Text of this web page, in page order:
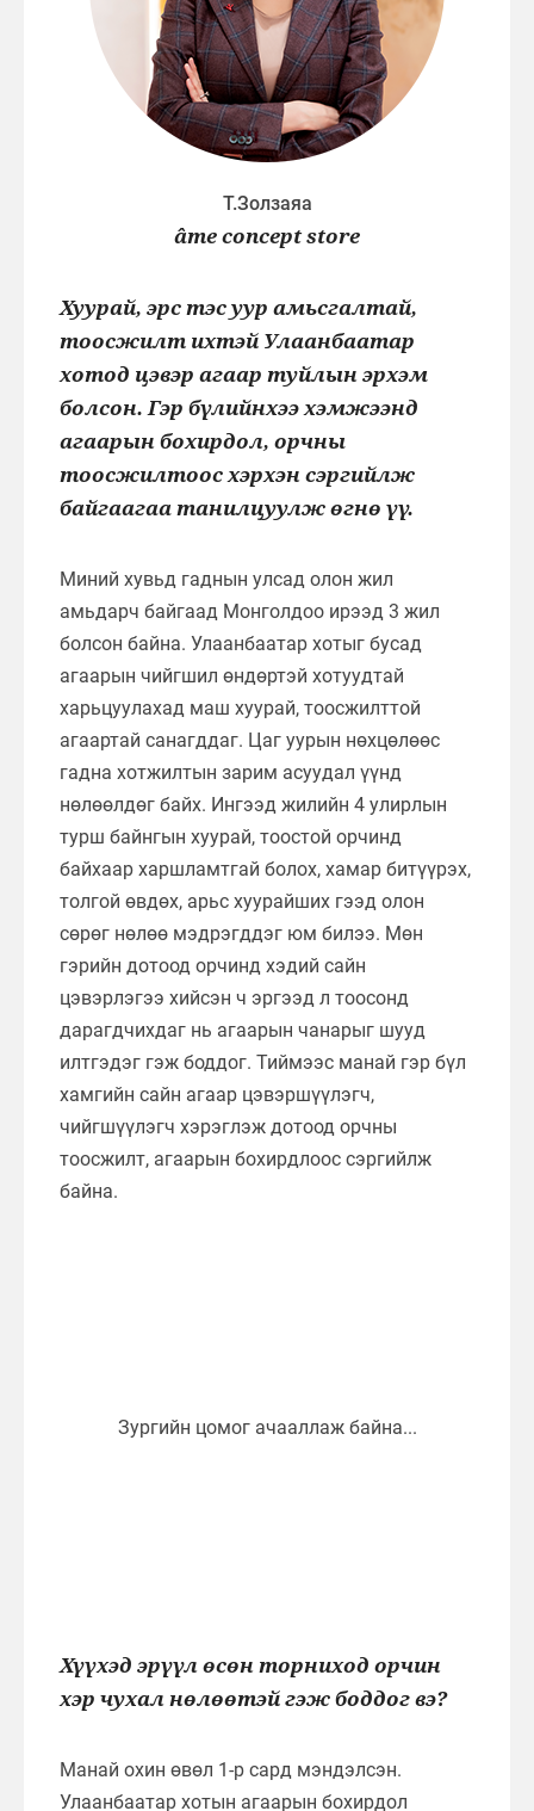
Т.Золзаяа
âme concept store
Хуурай, эрс тэс уур амьсгалтай,
тоосжилт ихтэй Улаанбаатар
хотод цэвэр агаар туйлын эрхэм
болсон. Гэр бүлийнхээ хэмжээнд
агаарын бохирдол, орчны
тоосжилтоос хэрхэн сэргийлж
байгаагаа танилцуулж өгнө үү.
Миний хувьд гаднын улсад олон жил
амьдарч байгаад Монголдоо ирээд 3 жил
болсон байна. Улаанбаатар хотыг бусад
агаарын чийгшил өндөртэй хотуудтай
харьцуулахад маш хуурай, тоосжилттой
агаартай санагддаг. Цаг уурын нөхцөлөөс
гадна хотжилтын зарим асуудал үүнд
нөлөөлдөг байх. Ингээд жилийн 4 улирлын
турш байнгын хуурай, тоостой орчинд
байхаар харшламтгай болох, хамар битүүрэх,
толгой өвдөх, арьс хуурайших гээд олон
сөрөг нөлөө мэдрэгддэг юм билээ. Мөн
гэрийн дотоод орчинд хэдий сайн
цэвэрлэгээ хийсэн ч эргээд л тоосонд
дарагдчихдаг нь агаарын чанарыг шууд
илтгэдэг гэж боддог. Тиймээс манай гэр бүл
хамгийн сайн агаар цэвэршүүлэгч,
чийгшүүлэгч хэрэглэж дотоод орчны
тоосжилт, агаарын бохирдлоос сэргийлж
байна.
Хүүхэд эрүүл өсөн торниход орчин
хэр чухал нөлөөтэй гэж боддог вэ?
Манай охин өвөл 1-р сард мэндэлсэн.
Улаанбаатар хотын агаарын бохирдол